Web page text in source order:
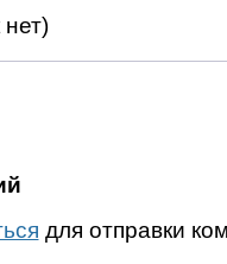
для отправки